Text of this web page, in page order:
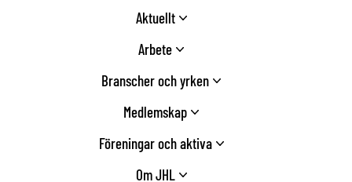
Aktuellt
Arbete
Branscher och yrken
Medlemskap
Föreningar och aktiva
Om JHL